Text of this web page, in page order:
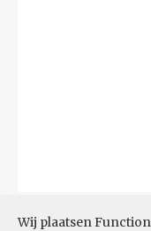
Wij plaatsen